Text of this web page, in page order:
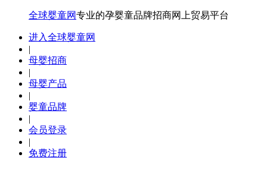
全球婴童网专业的孕婴童品牌招商网上贸易平台
进入全球婴童网
|
母婴招商
|
母婴产品
|
婴童品牌
|
会员登录
|
免费注册